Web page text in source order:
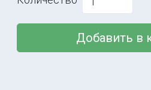
Добавить в